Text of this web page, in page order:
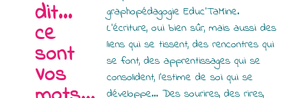
dit...
ce
sont
Vos
graphopédagogie Educ’TaMine.
L’écriture, oui bien sûr, mais aussi des
liens qui se tissent, des rencontres qui
se font, des apprentissages qui se
consolident, l’estime de soi qui se
développe… Des sourires, des rires,